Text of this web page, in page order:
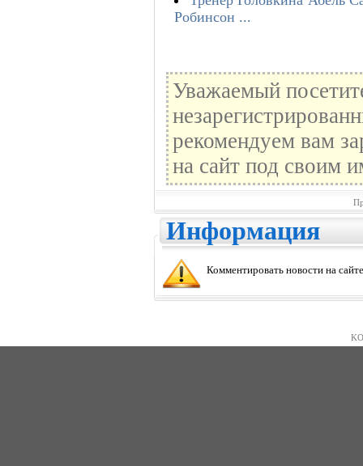
Робинсон ...
Уважаемый
рекомендуем вам
на сайт под своим
Информация
Комментировать новости на